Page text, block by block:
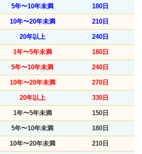
5年〜10年未満 180日
10年〜20年未満 210日
20年以上 240日
1年〜5年未満 180日
5年〜10年未満 240日
10年〜20年未満 270日
20年以上 330日
1年〜5年未満 150日
5年〜10年未満 180日
10年〜20年未満 210日